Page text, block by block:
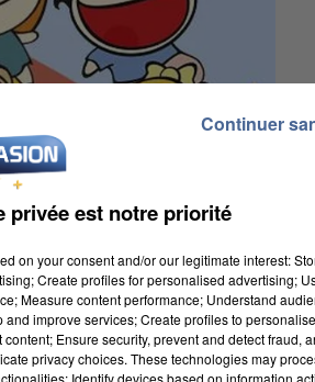
de Gif-sur-Yvette.
très drôle Bubble foot,
privée est notre priorité
on your consent and/or our legitimate interest:
Create profiles for personalised advertising;
Measure content performance; Understand
improve services; Create profiles to
Ensure security, prevent and detect fraud,
privacy choices. These technologies may
Identify devices based on information
Continuer